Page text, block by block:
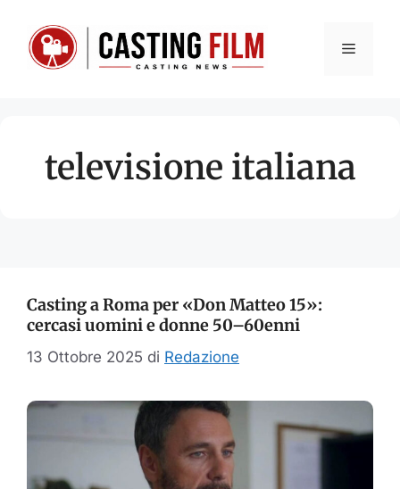
contenuto
Menu
televisione italiana
Casting a Roma per «Don Matteo 15»:
cercasi uomini e donne 50–60enni
13 Ottobre 2025 di Redazione